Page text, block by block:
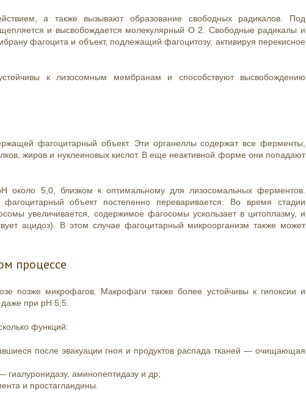
а также вызывают образование свободных радикалов. Под
и высвобождается молекулярный O 2. Свободные радикалы и
фагоцита и объект, подлежащий фагоцитозу, активируя перекисное
к лизосомным мембранам и способствуют высвобождению
фагоцитарный объект. Эти органеллы содержат все ферменты,
жиров и нуклеиновых кислот. В еще неактивной форме они попадают
около 5,0, близком к оптимальному для лизосомальных ферментов.
объект постепенно переваривается. Во время стадии
увеличивается, содержимое фагосомы ускользает в цитоплазму, и
ацидоз). В этом случае фагоцитарный микроорганизм также может
процессе
позже микрофагов. Макрофаги также более устойчивы к гипоксии и
при pH 5,5.
функций:
после эвакуации гноя и продуктов распада тканей — очищающая
аминопептидазу и др;
и простагландины.